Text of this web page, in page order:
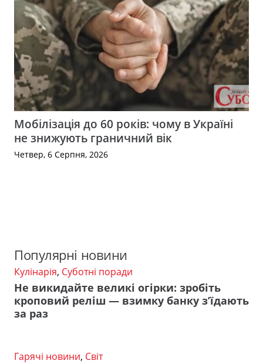
Мобілізація до 60 років: чому в Україні
не знижують граничний вік
Четвер, 6 Серпня, 2026
Популярні новини
Кулінарія, Суботні поради
Не викидайте великі огірки: зробіть
кроповий реліш — взимку банку з’їдають
за раз
Гарячі новини, Світ